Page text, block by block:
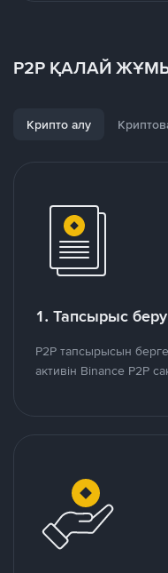
P2P ҚАЛАЙ
Крипто алу
1. Тапсырыс беру
P2P тапсырысын
активін Binance P2P